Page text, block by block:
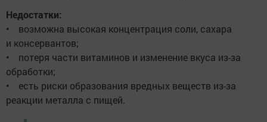
Недостатки:
• возможна высокая концентрация соли, сахара
и консервантов;
• потеря части витаминов и изменение вкуса из-за
обработки;
• есть риски образования вредных веществ из-за
реакции металла с пищей.